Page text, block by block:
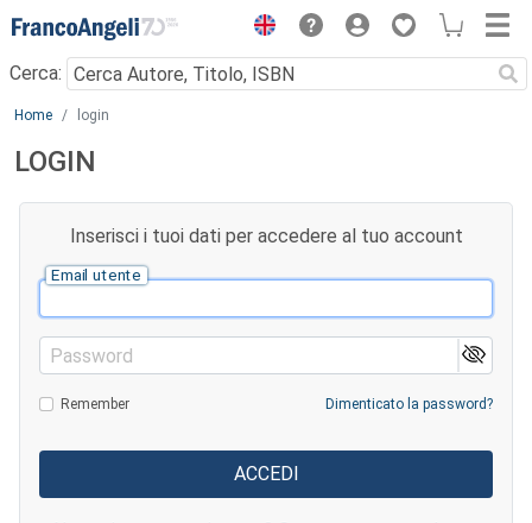
Menu
Cerca:
Main content
Home login
LOGIN
Inserisci i tuoi dati per accedere al tuo account
Email utente
Password
Remember Dimenticato la password?